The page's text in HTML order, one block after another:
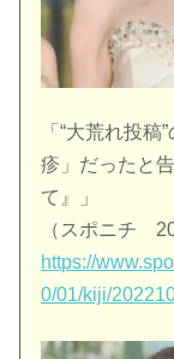
「“大荒れ投
疹」だったと
て』」
（スポニチ
https://
0/01/kiji/